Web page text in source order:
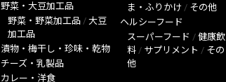
野菜・大豆加工品
野菜・野菜加工品 / 大豆
加工品
漬物・梅干し・珍味・乾物
チーズ・乳製品
カレー・洋食
ま・ふりかけ / その他
ヘルシーフード
スーパーフード / 健康飲
料 / サプリメント / その
他